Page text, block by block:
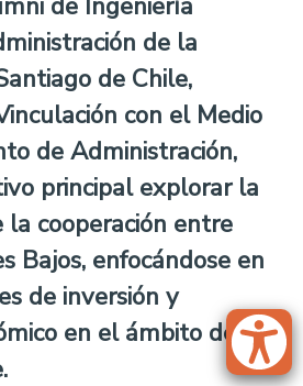
de la
de Chile,
con el Medio
de Administración,
principal explorar la
la cooperación entre
Bajos, enfocándose en
de inversión y
en el ámbito del